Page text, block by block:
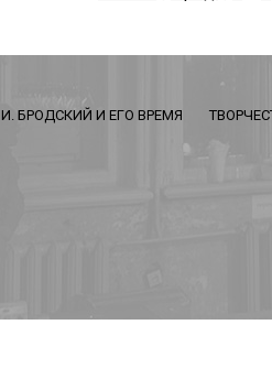
И. БРОДСКИЙ И ЕГО ВРЕМЯ